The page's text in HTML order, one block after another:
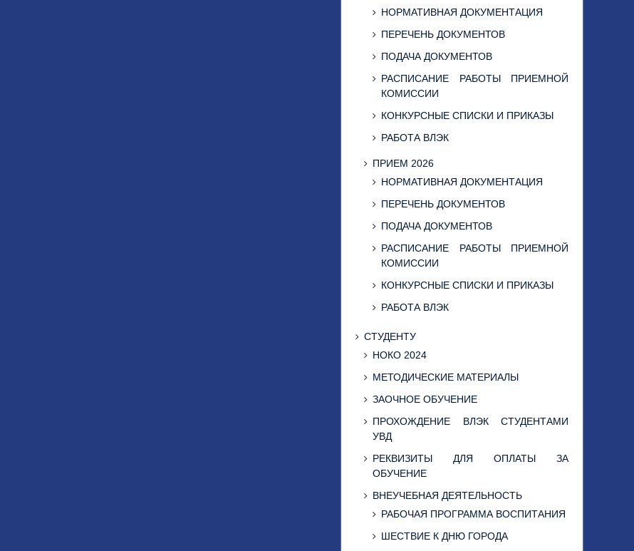
НОРМАТИВНАЯ ДОКУМЕНТАЦИЯ
ПЕРЕЧЕНЬ ДОКУМЕНТОВ
ПОДАЧА ДОКУМЕНТОВ
РАСПИСАНИЕ РАБОТЫ ПРИЕМНОЙ
КОМИССИИ
КОНКУРСНЫЕ СПИСКИ И ПРИКАЗЫ
РАБОТА ВЛЭК
ПРИЕМ 2026
НОРМАТИВНАЯ ДОКУМЕНТАЦИЯ
ПЕРЕЧЕНЬ ДОКУМЕНТОВ
ПОДАЧА ДОКУМЕНТОВ
РАСПИСАНИЕ РАБОТЫ ПРИЕМНОЙ
КОМИССИИ
КОНКУРСНЫЕ СПИСКИ И ПРИКАЗЫ
РАБОТА ВЛЭК
СТУДЕНТУ
НОКО 2024
МЕТОДИЧЕСКИЕ МАТЕРИАЛЫ
ЗАОЧНОЕ ОБУЧЕНИЕ
ПРОХОЖДЕНИЕ ВЛЭК СТУДЕНТАМИ
УВД
РЕКВИЗИТЫ ДЛЯ ОПЛАТЫ ЗА
ОБУЧЕНИЕ
ВНЕУЧЕБНАЯ ДЕЯТЕЛЬНОСТЬ
РАБОЧАЯ ПРОГРАММА ВОСПИТАНИЯ
ШЕСТВИЕ К ДНЮ ГОРОДА